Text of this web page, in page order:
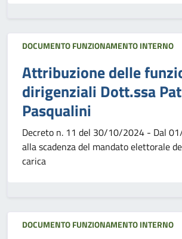
DOCUMENTO FUNZIONAMENTO INTERNO
Attribuzione delle
dirigenziali Dott.ssa
Pasqualini
Decreto n. 11 del 30/10/2024 - Dal
alla scadenza del mandato elettorale
carica
DOCUMENTO FUNZIONAMENTO INTERNO